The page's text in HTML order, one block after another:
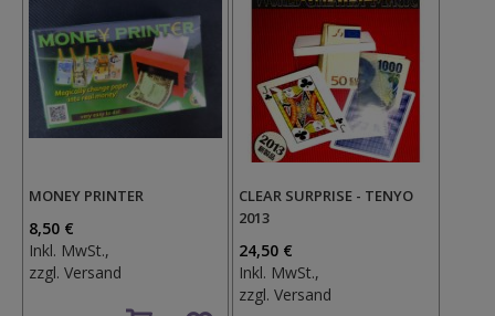
MONEY PRINTER
8,50 €
Inkl. MwSt.,
zzgl. Versand
CLEAR SURPRISE - TENYO
2013
24,50 €
Inkl. MwSt.,
zzgl.Versand